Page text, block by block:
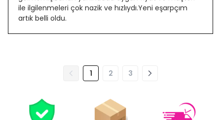
ile ilgilenmeleri çok nazik ve hızlıydı.Yeni eşarpçım
artık belli oldu.
1 2 3